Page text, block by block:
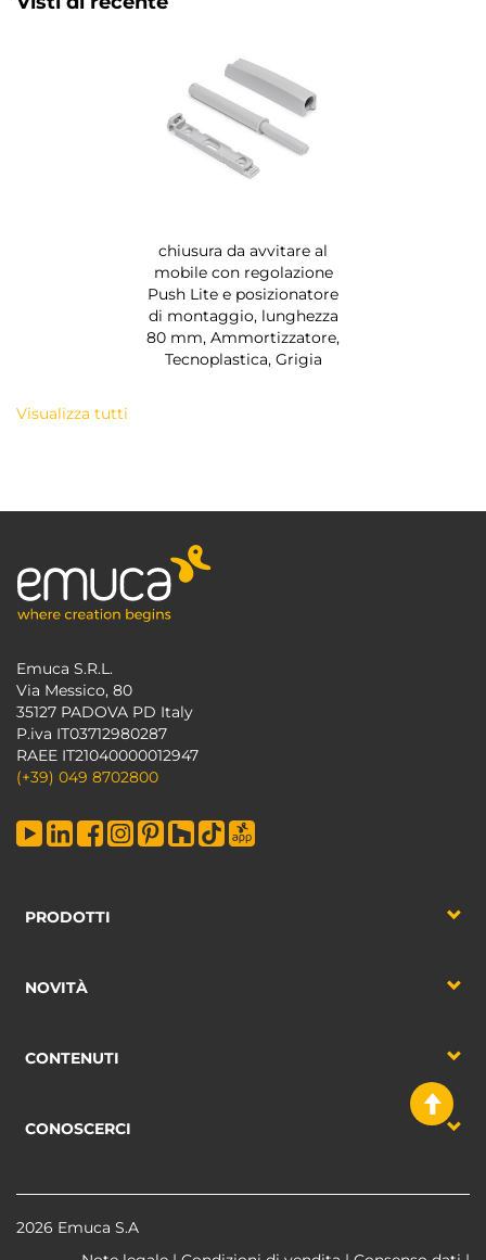
chiusura da avvitare al
mobile con regolazione
Push Lite e posizionatore
di montaggio, lunghezza
80 mm, Ammortizzatore,
Tecnoplastica, Grigia
Visualizza tutti
Emuca S.R.L.
Via Messico, 80
35127 PADOVA PD Italy
P.iva IT03712980287
RAEE IT21040000012947
(+39) 049 8702800
PRODOTTI
NOVITÀ
CONTENUTI
CONOSCERCI
2026 Emuca S.A